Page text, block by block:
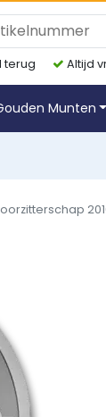
terug Altijd
Munten